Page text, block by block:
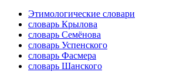
Этимологические словари
словарь Крылова
словарь Семёнова
словарь Успенского
словарь Фасмера
словарь Шанского